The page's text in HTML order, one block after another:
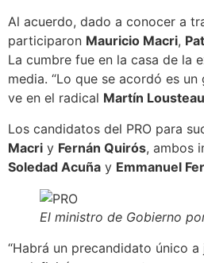
Al acuerdo, dado a conocer a
participaron Mauricio Macri,
La cumbre fue en la casa de la
media. “Lo que se acordó es
ve en el radical Martín Lousteau
Los candidatos del PRO para
Macri y Fernán Quirós, ambos
Soledad Acuña y Emmanuel
El ministro de Gobierno
“Habrá un precandidato único